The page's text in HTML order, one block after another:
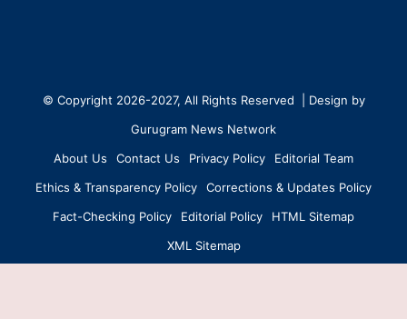
© Copyright 2026-2027, All Rights Reserved | Design by
Gurugram News Network
About Us
Contact Us Privacy Policy
Editorial Team
Ethics & Transparency Policy
Corrections & Updates Policy
Fact-Checking Policy
Editorial Policy
HTML Sitemap
XML Sitemap